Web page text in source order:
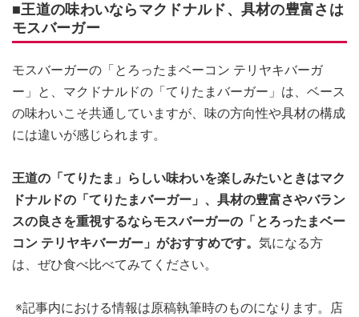
■王道の味わいならマクドナルド、具材の豊富さは
モスバーガー
モスバーガーの「とろったまベーコン テリヤキバーガ
ー」と、マクドナルドの「てりたまバーガー」は、ベース
の味わいこそ共通していますが、味の方向性や具材の構成
には違いが感じられます。
王道の「てりたま」らしい味わいを楽しみたいときはマク
ドナルドの「てりたまバーガー」、具材の豊富さやバラン
スの良さを重視するならモスバーガーの「とろったまベー
コン テリヤキバーガー」がおすすめです。 気になる方
は、ぜひ食べ比べてみてください。
※記事内における情報は原稿執筆時のものになります。店